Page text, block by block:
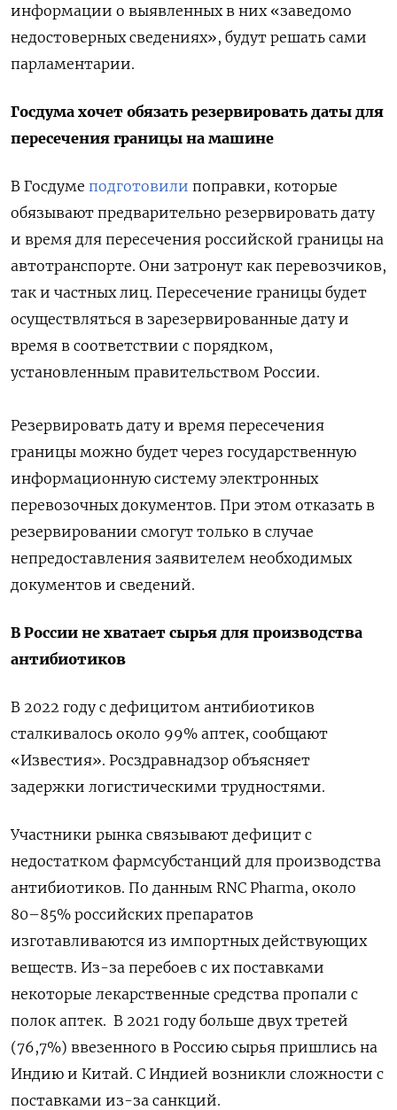
информации о выявленных в них «заведомо
недостоверных сведениях», будут решать сами
парламентарии.
Госдума хочет обязать резервировать даты для
пересечения границы на машине
В Госдуме подготовили поправки, которые
обязывают предварительно резервировать дату
и время для пересечения российской границы на
автотранспорте. Они затронут как перевозчиков,
так и частных лиц. Пересечение границы будет
осуществляться в зарезервированные дату и
время в соответствии с порядком,
установленным правительством России.
Резервировать дату и время пересечения
границы можно будет через государственную
информационную систему электронных
перевозочных документов. При этом отказать в
резервировании смогут только в случае
непредоставления заявителем необходимых
документов и сведений.
В России не хватает сырья для производства
антибиотиков
В 2022 году с дефицитом антибиотиков
сталкивалось около 99% аптек, сообщают
«Известия». Росздравнадзор объясняет
задержки логистическими трудностями.
Участники рынка связывают дефицит с
недостатком фармсубстанций для производства
антибиотиков. По данным RNC Pharma, около
80–85% российских препаратов
изготавливаются из импортных действующих
веществ. Из-за перебоев с их поставками
некоторые лекарственные средства пропали с
полок аптек. В 2021 году больше двух третей
(76,7%) ввезенного в Россию сырья пришлись на
Индию и Китай. С Индией возникли сложности с
поставками из-за санкций.